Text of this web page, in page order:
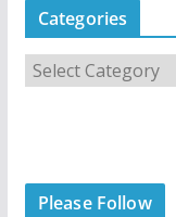
Categories
a
Please Follow